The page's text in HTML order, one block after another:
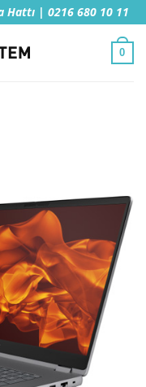
Hattı | 0216 680 10 11
0